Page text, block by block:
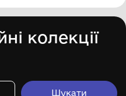
колекції